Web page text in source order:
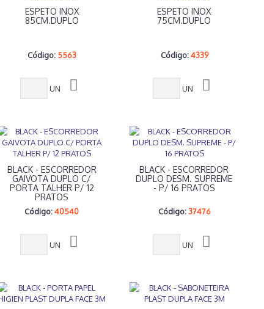
ESPETO INOX
85CM.DUPLO
Código: 5563
UN
ESPETO INOX
75CM.DUPLO
Código: 4339
UN
BLACK - ESCORREDOR
GAIVOTA DUPLO C/
PORTA TALHER P/ 12
PRATOS
Código: 40540
UN
BLACK - ESCORREDOR
DUPLO DESM. SUPREME
- P/ 16 PRATOS
Código: 37476
UN